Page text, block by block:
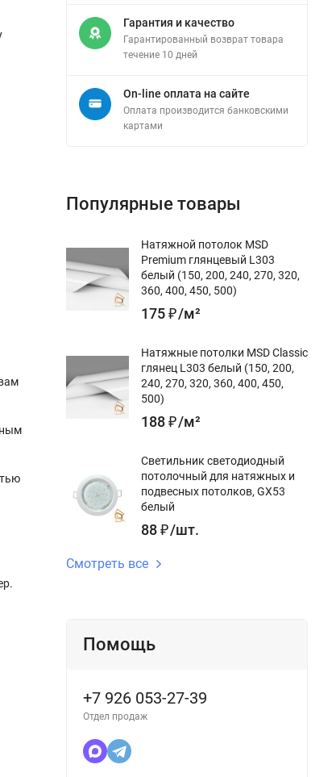
Гарантия и качество
Гарантированный возврат товара
течение 10 дней
On-line оплата на сайте
Оплата производится банковскими
картами
Популярные товары
Натяжной потолок MSD
Premium глянцевый L303
белый (150, 200, 240, 270, 320,
360, 400, 450, 500)
175₽/м²
Натяжные потолки MSD Classic
глянец L303 белый (150, 200,
240, 270, 320, 360, 400, 450,
500)
188₽/м²
Светильник светодиодный
потолочный для натяжных и
подвесных потолков, GX53
белый
88₽/шт.
Смотреть все
Помощь
+7 926 053-27-39
Отдел продаж